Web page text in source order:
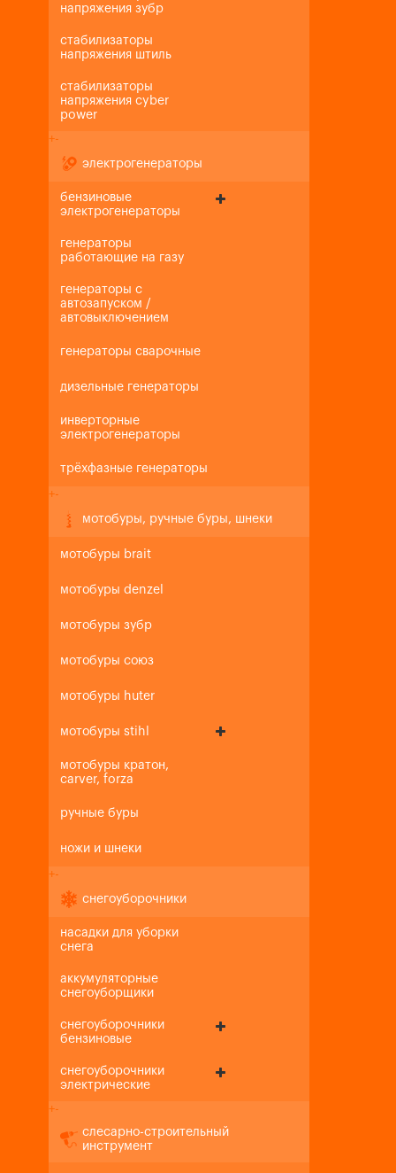
напряжения зубр
стабилизаторы
напряжения штиль
стабилизаторы
напряжения cyber
power
+-
электрогенераторы
бензиновые
электрогенераторы
генераторы
работающие на газу
генераторы с
автозапуском /
автовыключением
генераторы сварочные
дизельные генераторы
инверторные
электрогенераторы
трёхфазные генераторы
+-
мотобуры, ручные буры, шнеки
мотобуры brait
мотобуры denzel
мотобуры зубр
мотобуры союз
мотобуры huter
мотобуры stihl
мотобуры кратон,
carver, forza
ручные буры
ножи и шнеки
+-
снегоуборочники
насадки для уборки
снега
аккумуляторные
снегоуборщики
снегоуборочники
бензиновые
снегоуборочники
электрические
+-
слесарно-строительный
инструмент